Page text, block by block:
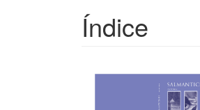
Índice
Barra